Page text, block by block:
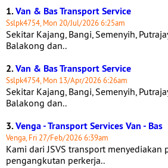
1.Van & Bas Transport Service
Sslpk4754, Mon 20/Jul/2026 6:25am
Sekitar Kajang, Bangi, Semenyih,
Balakong dan..
2.Van & Bas Transport Service
Sslpk4754, Mon 13/Apr/2026 6:26am
Sekitar Kajang, Bangi, Semenyih,
Balakong dan..
3.Venga - Transport Services Van - Bas
Venga, Fri 27/Feb/2026 6:39am
Kami dari JSVS transport menyediakan
pengangkutan perkerja..